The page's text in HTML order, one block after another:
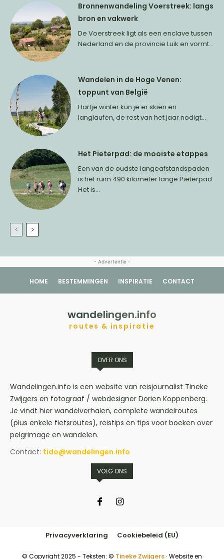
Bronnenwandeling Voerstreek: langs
bron en vakwerk
De Voerstreek ligt als een enclave tussen
Nederland en de provincie Luik en vormt...
Wandelen in de Hoge Venen:
toppunt van België
Hartje winter kun je er skiën en
langlaufen, de rest van het jaar nodigt...
Het Pieterpad: de mooiste etappes
Een van de oudste langeafstandspaden
is het ruim 490 kilometer lange Pieterpad.
Het is...
- Advertentie -
HOME BESTEMMINGEN INSPIRATIE CONTACT
wandelingen.info
routes & inspiratie
OVER ONS
Wandelingen.info is een website van reisjournalist Tineke
Zwijgers en fotograaf / webdesigner Dorien Koppenberg.
Je vindt hier wandelverhalen, complete wandelroutes
(plus enkele fietsroutes), reistips en tips voor boeken over
pelgrimage en wandelen.
Contact: tido@wandelingen.info
VOLG ONS
Privacyverklaring Cookiebeleid (EU)
© Copyright 2025 - Teksten: © Tineke Zwijgers ∙ Website en